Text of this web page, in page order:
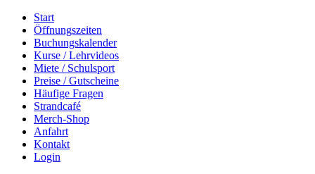
Start
Öffnungszeiten
Buchungskalender
Kurse / Lehrvideos
Miete / Schulsport
Preise / Gutscheine
Häufige Fragen
Strandcafé
Merch-Shop
Anfahrt
Kontakt
Login